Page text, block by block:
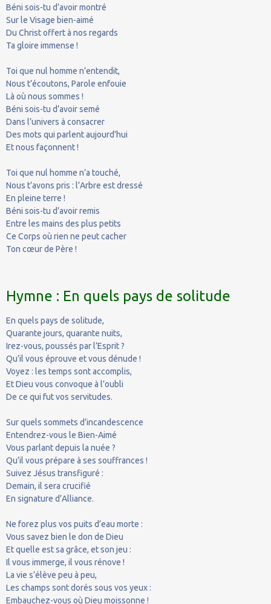
Béni sois-tu d’avoir montré
Sur le Visage bien-aimé
Du Christ offert à nos regards
Ta gloire immense !
Toi que nul homme n’entendit,
Nous t’écoutons, Parole enfouie
Là où nous sommes !
Béni sois-tu d’avoir semé
Dans l’univers à consacrer
Des mots qui parlent aujourd’hui
Et nous façonnent !
Toi que nul homme n’a touché,
Nous t’avons pris : l’Arbre est dressé
En pleine terre !
Béni sois-tu d’avoir remis
Entre les mains des plus petits
Ce Corps où rien ne peut cacher
Ton cœur de Père !
Hymne : En quels pays de solitude
En quels pays de solitude,
Quarante jours, quarante nuits,
Irez-vous, poussés par l’Esprit ?
Qu’il vous éprouve et vous dénude !
Voyez : les temps sont accomplis,
Et Dieu vous convoque à l’oubli
De ce qui fut vos servitudes.
Sur quels sommets d’incandescence
Entendrez-vous le Bien-Aimé
Vous parlant depuis la nuée ?
Qu’il vous prépare à ses souffrances !
Suivez Jésus transfiguré :
Demain, il sera crucifié
En signature d’Alliance.
Ne forez plus vos puits d’eau morte :
Vous savez bien le don de Dieu
Et quelle est sa grâce, et son jeu :
Il vous immerge, il vous rénove !
La vie s’élève peu à peu,
Les champs sont dorés sous vos yeux :
Embauchez-vous où Dieu moissonne !